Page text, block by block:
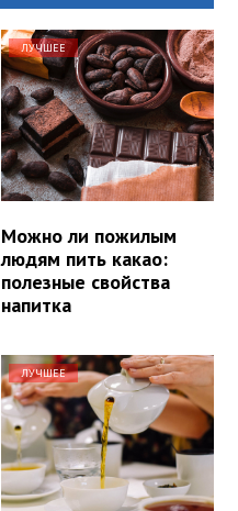
ЛУЧШЕЕ
Можно ли пожилым
людям пить какао:
полезные свойства
напитка
ЛУЧШЕЕ